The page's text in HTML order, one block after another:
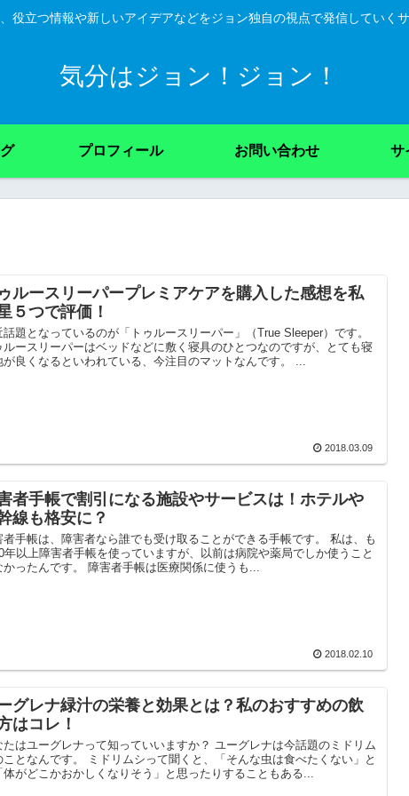
役立つ情報や新しいアイデアなどをジョン独自の視点で発信していくサ
気分はジョン！ジョン！
プロフィール お問い合わせ サ
ルースリーパープレミアケアを購入した感想を私
５つで評価！
話題となっているのが「トゥルースリーパー」（True Sleeper）です。
ルースリーパーはベッドなどに敷く寝具のひとつなのですが、とても寝
が良くなるといわれている、今注目のマットなんです。 ...
2018.03.09
者手帳で割引になる施設やサービスは！ホテルや
線も格安に？
者手帳は、障害者なら誰でも受け取ることができる手帳です。 私は、も
年以上障害者手帳を使っていますが、以前は病院や薬局でしか使うこと
かったんです。 障害者手帳は医療関係に使うも...
2018.02.10
グレナ緑汁の栄養と効果とは？私のおすすめの飲
はコレ！
たはユーグレナって知っていいますか？ ユーグレナは今話題のミドリム
ことなんです。 ミドリムシって聞くと、「そんな虫は食べたくない」と
体がどこかおかしくなりそう」と思ったりすることもある...